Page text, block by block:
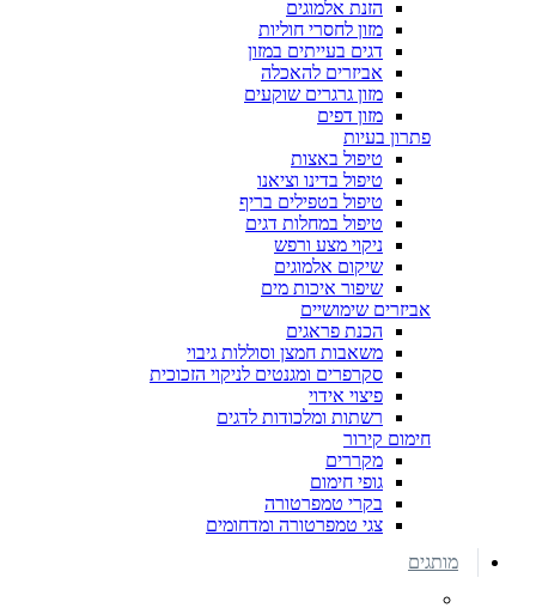
הזנת אלמוגים
מזון לחסרי חוליות
דגים בעייתים במזון
אביזרים להאכלה
מזון גרגרים שוקעים
מזון דפים
פתרון בעיות
טיפול באצות
טיפול בדינו וציאנו
טיפול בטפילים בריף
טיפול במחלות דגים
ניקוי מצע ורפש
שיקום אלמוגים
שיפור איכות מים
אביזרים שימושיים
הכנת פראגים
משאבות חמצן וסוללות גיבוי
סקרפרים ומגנטים לניקוי הזכוכית
פיצוי אידוי
רשתות ומלכודות לדגים
חימום קירור
מקררים
גופי חימום
בקרי טמפרטורה
צגי טמפרטורה ומדחומים
מותגים